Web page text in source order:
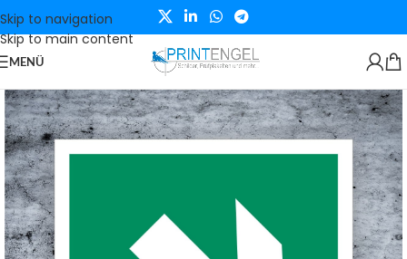
Skip to navigation
Skip to main content
MENÜ